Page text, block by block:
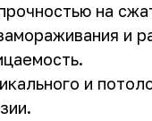
на
и
и